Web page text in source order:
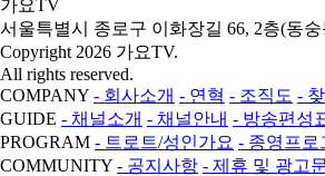
가요TV
서울특별시 종로구 이화장길 66, 2층(동
Copyright 2026 가요TV.
All rights reserved.
COMPANY - 회사소개 - 연혁 - 조직도 -
GUIDE - 채널소개 - 채널안내 - 방송편성
PROGRAM - 트로트/성인가요 - 종영프로
COMMUNITY - 공지사항 - 제휴 및 광고